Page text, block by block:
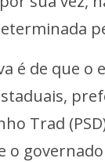
é de que
Trad
o